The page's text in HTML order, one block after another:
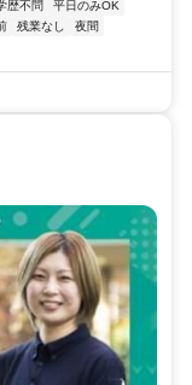
歴不問
平日のみOK
残業なし
夜間